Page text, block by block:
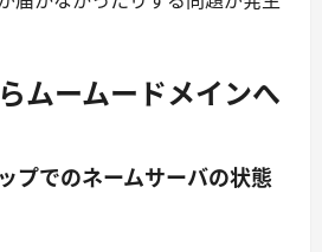
ムームードメインへ
プでのネームサーバの状態